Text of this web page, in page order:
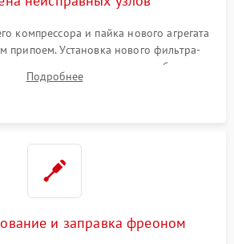
компрессора и пайка нового агрегата
Установка нового фильтра-
изношенных вентиляторов обдува,
или поврежденных дверных петель.
Подробнее
и заправка фреоном